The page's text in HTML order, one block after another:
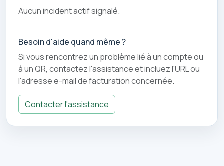
Aucun incident actif signalé.
Besoin d'aide quand même ?
Si vous rencontrez un problème lié à un compte ou
à un QR, contactez l'assistance et incluez l'URL ou
l'adresse e-mail de facturation concernée.
Contacter l'assistance